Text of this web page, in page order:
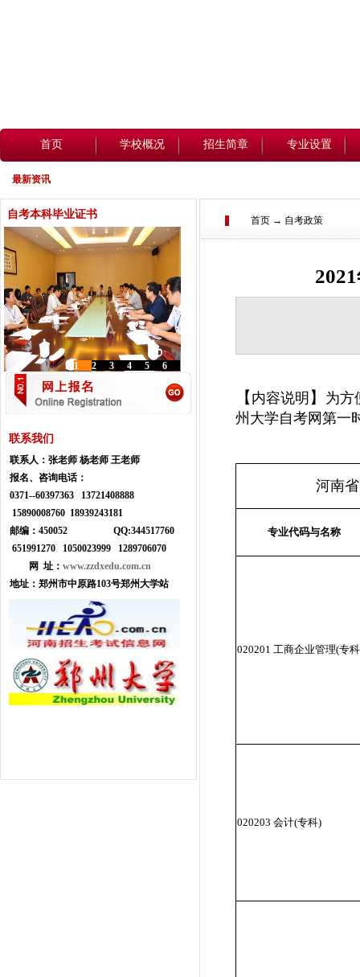
首页 学校概况 招生简章 专业设置
最新资讯
自考本科毕业证书
6
5
4
3
2
1
联系我们
联系人： 张老师 杨老师 王老师
报名、咨询电话：
0371--60397363 13721408888
15890008760 18939243181
邮编：450052 QQ:344517760
651991270 1050023999
1289706070
网 址： www.zzdxedu.com.cn
地址： 郑州市中原路103号郑州大学站
首页 → 自考政策
【 内容说明 】 为方
州大学自考网第一
河南
专业代码与名称
020201 工商企业管理(专
020203 会计(专科)